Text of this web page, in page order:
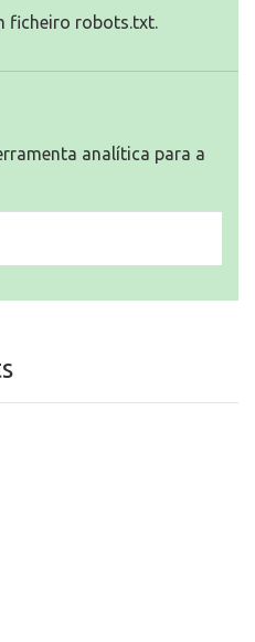
ficheiro robots.txt.
analítica para a